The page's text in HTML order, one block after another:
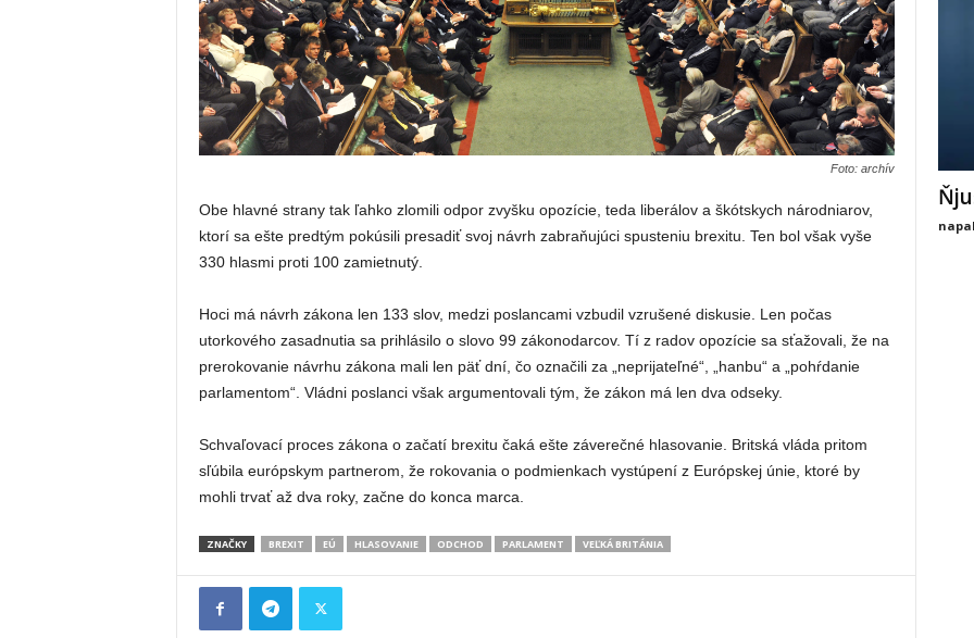
Foto: archív
Obe hlavné strany tak ľahko zlomili odpor zvyšku opozície, teda liberálov a škótskych národniarov,
ktorí sa ešte predtým pokúsili presadiť svoj návrh zabraňujúci spusteniu brexitu. Ten bol však vyše
330 hlasmi proti 100 zamietnutý.
Hoci má návrh zákona len 133 slov, medzi poslancami vzbudil vzrušené diskusie. Len počas
utorkového zasadnutia sa prihlásilo o slovo 99 zákonodarcov. Tí z radov opozície sa sťažovali, že na
prerokovanie návrhu zákona mali len päť dní, čo označili za „neprijateľné“, „hanbu“ a „pohŕdanie
parlamentom“. Vládni poslanci však argumentovali tým, že zákon má len dva odseky.
Schvaľovací proces zákona o začatí brexitu čaká ešte záverečné hlasovanie. Britská vláda pritom
sľúbila európskym partnerom, že rokovania o podmienkach vystúpení z Európskej únie, ktoré by
mohli trvať až dva roky, začne do konca marca.
ZNAČKY BREXIT EÚ HLASOVANIE ODCHOD PARLAMENT VEĽKÁ BRITÁNIA